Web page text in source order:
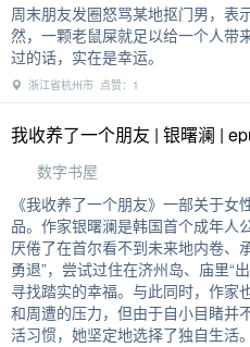
周末朋友发圈怒骂某地抠门男，表
然，一颗老鼠屎就足以给一个人带
过的话，实在是幸运。
浙江省杭州市 点赞：1
我收养了一个朋友 | 银曙澜 |
数字书屋
《我收养了一个朋友》一部关于
品。作家银曙澜是韩国首个成年人
厌倦了在首尔看不到未来地内卷、
勇退”，尝试过住在济州岛、庙里“
寻找踏实的幸福。与此同时，作家
和周遭的压力，但由于自小目睹并
活习惯，她坚定地选择了独自生活